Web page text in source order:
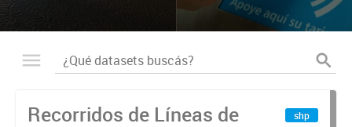
Recorridos de Líneas de
shp